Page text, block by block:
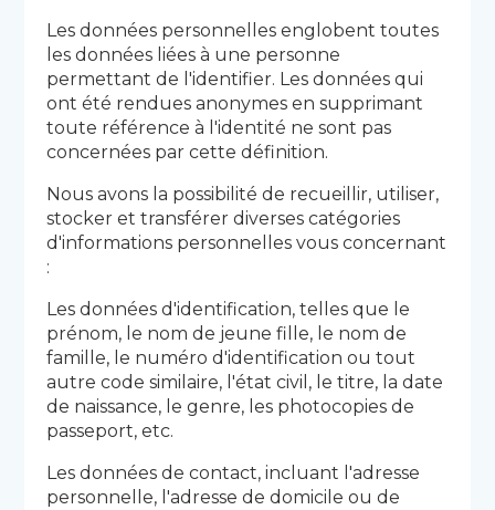
Les données personnelles englobent toutes
les données liées à une personne
permettant de l'identifier. Les données qui
ont été rendues anonymes en supprimant
toute référence à l'identité ne sont pas
concernées par cette définition.
Nous avons la possibilité de recueillir, utiliser,
stocker et transférer diverses catégories
d'informations personnelles vous concernant
:
Les données d'identification, telles que le
prénom, le nom de jeune fille, le nom de
famille, le numéro d'identification ou tout
autre code similaire, l'état civil, le titre, la date
de naissance, le genre, les photocopies de
passeport, etc.
Les données de contact, incluant l'adresse
personnelle, l'adresse de domicile ou de